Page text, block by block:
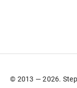
© 2013 — 2026.